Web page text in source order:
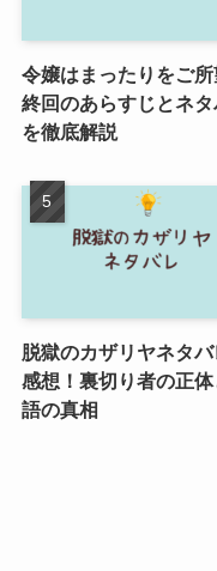
令嬢はまったりをご
終回のあらすじとネタ
を徹底解説
脱獄のカザリヤネタバ
感想！裏切り者の正
語の真相